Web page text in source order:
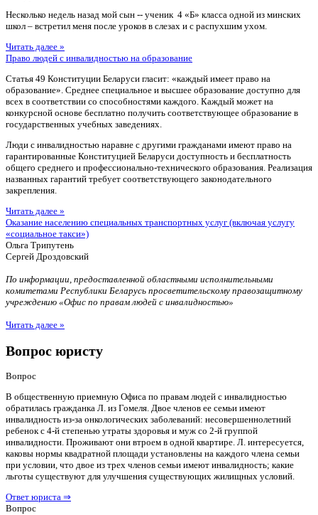
Несколько недель назад мой сын -- ученик 4 «Б» класса одной из минских
школ – встретил меня после уроков в слезах и с распухшим ухом.
Читать далее »
Право людей с инвалидностью на образование
Статья 49 Конституции Беларуси гласит: «каждый имеет право на
образование». Среднее специальное и высшее образование доступно для
всех в соответствии со способностями каждого. Каждый может на
конкурсной основе бесплатно получить соответствующее образование в
государственных учебных заведениях.
Люди с инвалидностью наравне с другими гражданами имеют право на
гарантированные Конституцией Беларуси доступность и бесплатность
общего среднего и профессионально-технического образования. Реализация
названных гарантий требует соответствующего законодательного
закрепления.
Читать далее »
Оказание населению специальных транспортных услуг (включая услугу
«социальное такси»)
Ольга Трипутень
Сергей Дроздовский
По информации, предоставленной областными исполнительными
комитетами Республики Беларусь просветительскому правозащитному
учреждению «Офис по правам людей с инвалидностью»
Читать далее »
Вопрос юристу
Вопрос
В общественную приемную Офиса по правам людей с инвалидностью
обратилась гражданка Л. из Гомеля. Двое членов ее семьи имеют
инвалидность из-за онкологических заболеваний: несовершеннолетний
ребенок с 4-й степенью утраты здоровья и муж со 2-й группой
инвалидности. Проживают они втроем в одной квартире. Л. интересуется,
каковы нормы квадратной площади установлены на каждого члена семьи
при условии, что двое из трех членов семьи имеют инвалидность; какие
льготы существуют для улучшения существующих жилищных условий.
Ответ юриста ⇒
Вопрос